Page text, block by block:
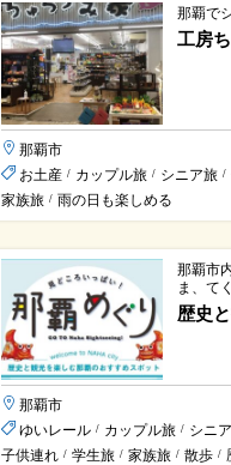
那覇で
工房
那覇市
お土産 / カップル旅 / シニア旅 /
家族旅 / 雨の日も楽しめる
那覇市
ま、て
歴史
那覇市
ゆいレール / カップル旅 / シニ
子供連れ / 学生旅 / 家族旅 / 散歩 /